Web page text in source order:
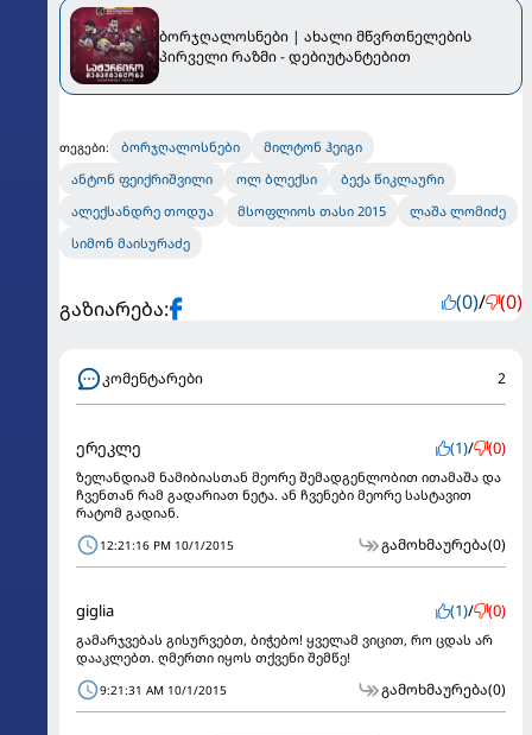
ბორჯღალოსნები | ახალი მწვრთნელების
პირველი რაზმი - დებიუტანტებით
თეგები: ბორჯღალოსნები
მილტონ ჰეიგი
ანტონ ფეიქრიშვილი
ოლ ბლექსი
ბექა წიკლაური
ალექსანდრე თოდუა
მსოფლიოს თასი 2015
ლაშა ლომიძე
სიმონ მაისურაძე
გაზიარება: (0)/ (0)
კომენტარები 2
ერეკლე (1)/ (0)
ზელანდიამ ნამიბიასთან მეორე შემადგენლობით ითამაშა და
ჩვენთან რამ გადარიათ ნეტა. ან ჩვენები მეორე სასტავით
რატომ გადიან.
12:21:16 PM 10/1/2015 გამოხმაურება(0)
giglia (1)/ (0)
გამარჯვებას გისურვებთ, ბიჭებო! ყველამ ვიცით, რო ცდას არ
დააკლებთ. ღმერთი იყოს თქვენი შემწე!
9:21:31 AM 10/1/2015 გამოხმაურება(0)